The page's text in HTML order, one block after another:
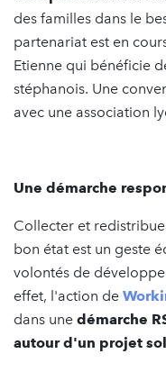
des familles dans le
partenariat est en
Etienne qui bénéficie
stéphanois. Une
avec une association
Une démarche
Collecter et
bon état est un geste
volontés de
effet, l'action de
dans une démarche
autour d'un projet